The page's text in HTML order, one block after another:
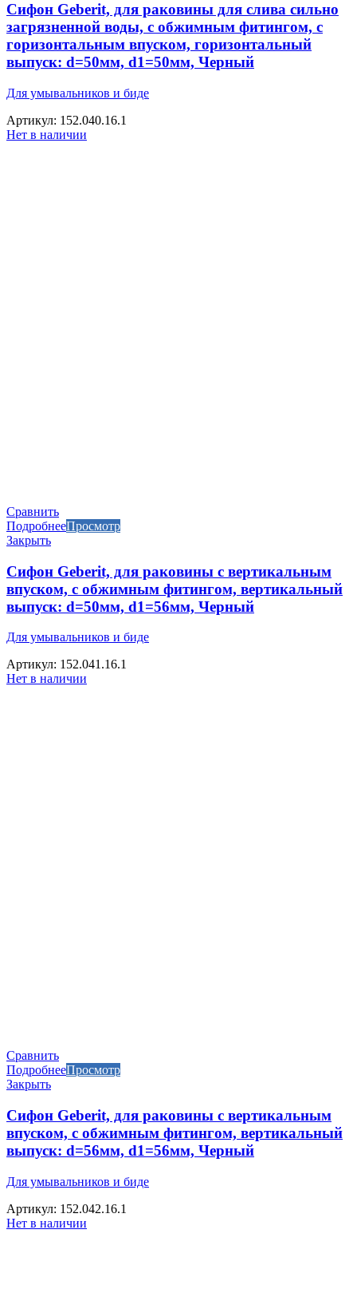
Сифон Geberit, для раковины для слива сильно
загрязненной воды, с обжимным фитингом, с
горизонтальным впуском, горизонтальный
выпуск: d=50мм, d1=50мм, Черный
Для умывальников и биде
Артикул: 152.040.16.1
Нет в наличии
Сравнить
ПодробнееПросмотр
Закрыть
Сифон Geberit, для раковины с вертикальным
впуском, с обжимным фитингом, вертикальный
выпуск: d=50мм, d1=56мм, Черный
Для умывальников и биде
Артикул: 152.041.16.1
Нет в наличии
Сравнить
ПодробнееПросмотр
Закрыть
Сифон Geberit, для раковины с вертикальным
впуском, с обжимным фитингом, вертикальный
выпуск: d=56мм, d1=56мм, Черный
Для умывальников и биде
Артикул: 152.042.16.1
Нет в наличии